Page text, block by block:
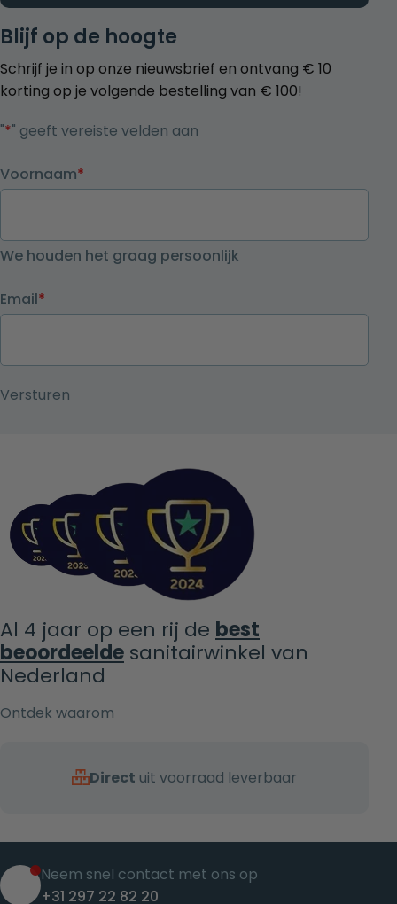
Blijf op de hoogte
Schrijf je in op onze nieuwsbrief en ontvang € 10
korting op je volgende bestelling van € 100!
"*" geeft vereiste velden aan
Voornaam*
We houden het graag persoonlijk
Email*
Al 4 jaar op een rij de best
beoordeelde sanitairwinkel van
Nederland
Ontdek waarom
Direct uit voorraad leverbaar
Neem snel contact met ons op
+31 297 22 82 20